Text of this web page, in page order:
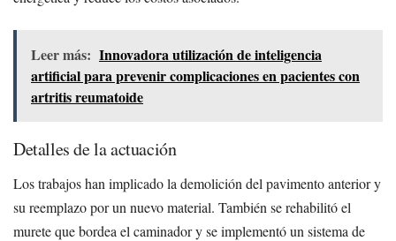
Leer más: Innovadora utilización de inteligencia
artificial para prevenir complicaciones en pacientes con
artritis reumatoide
Detalles de la actuación
Los trabajos han implicado la demolición del pavimento anterior y
su reemplazo por un nuevo material. También se rehabilitó el
murete que bordea el caminador y se implementó un sistema de